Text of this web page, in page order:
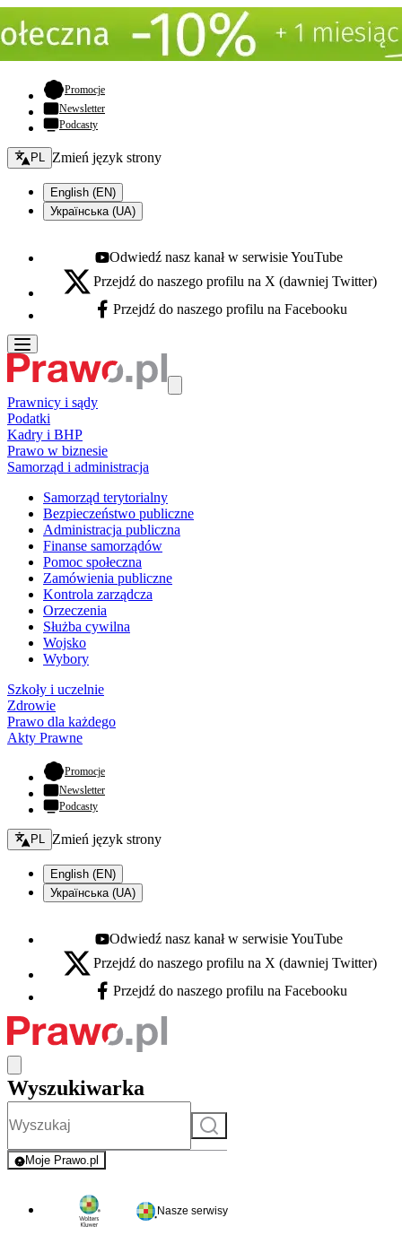
Promocje- otwiera się w nowej karcie
Newsletter
Podcasty
Zmień język - bieżący:
PL Zmień język strony
English (EN)
Українська (UA)
Youtube - otwiera się w nowej karcie
Odwiedź nasz kanał w serwisie YouTube
X - otwiera się w nowej karcie
Przejdź do naszego profilu na X (dawniej Twitter)
Facebook - otwiera się w nowej karcie
Przejdź do naszego profilu na Facebooku
Prawnicy i sądy
Podatki
Kadry i BHP
Prawo w biznesie
Samorząd i administracja
Samorząd terytorialny
Bezpieczeństwo publiczne
Administracja publiczna
Finanse samorządów
Pomoc społeczna
Zamówienia publiczne
Kontrola zarządcza
Orzeczenia
Służba cywilna
Wojsko
Wybory
Szkoły i uczelnie
Zdrowie
Prawo dla każdego
Akty Prawne
Promocje- otwiera się w nowej karcie
Newsletter
Podcasty
Zmień język - bieżący:
PL Zmień język strony
English (EN)
Українська (UA)
Youtube - otwiera się w nowej karcie
Odwiedź nasz kanał w serwisie YouTube
X - otwiera się w nowej karcie
Przejdź do naszego profilu na X (dawniej Twitter)
Facebook - otwiera się w nowej karcie
Przejdź do naszego profilu na Facebooku
Wyszukiwarka
Szukaj
Moje Prawo.pl
- rejestracja i logowanie do serwisu
Nasze serwisy